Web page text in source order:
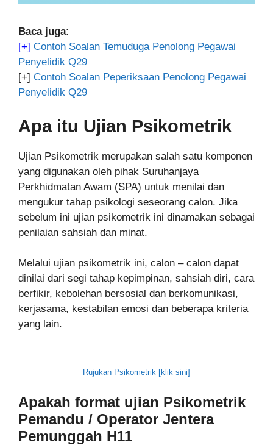
Baca juga:
[+] Contoh Soalan Temuduga Penolong Pegawai
Penyelidik Q29
[+] Contoh Soalan Peperiksaan Penolong Pegawai
Penyelidik Q29
Apa itu Ujian Psikometrik
Ujian Psikometrik merupakan salah satu komponen
yang digunakan oleh pihak Suruhanjaya
Perkhidmatan Awam (SPA) untuk menilai dan
mengukur tahap psikologi seseorang calon. Jika
sebelum ini ujian psikometrik ini dinamakan sebagai
penilaian sahsiah dan minat.
Melalui ujian psikometrik ini, calon – calon dapat
dinilai dari segi tahap kepimpinan, sahsiah diri, cara
berfikir, kebolehan bersosial dan berkomunikasi,
kerjasama, kestabilan emosi dan beberapa kriteria
yang lain.
Rujukan Psikometrik [klik sini]
Apakah format ujian Psikometrik
Pemandu / Operator Jentera
Pemunggah H11